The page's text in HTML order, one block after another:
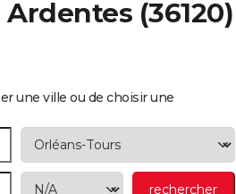
Ardentes (36120)
une ville ou de choisir une